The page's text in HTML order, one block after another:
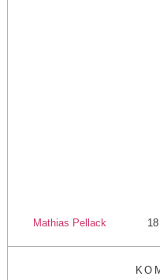
Mathias Pellack 18